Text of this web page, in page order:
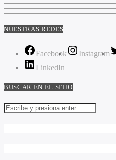
NUESTRAS REDES
Facebook Instagram
LinkedIn
BUSCAR EN EL SITIO